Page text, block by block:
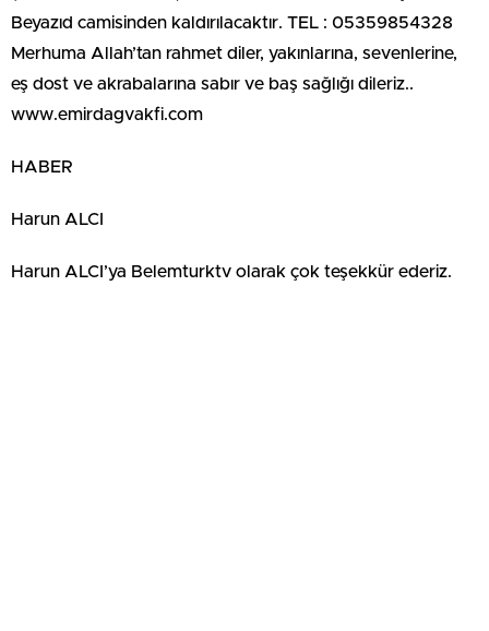
Beyazıd camisinden kaldırılacaktır. TEL : 05359854328
Merhuma Allah’tan rahmet diler, yakınlarına, sevenlerine,
eş dost ve akrabalarına sabır ve baş sağlığı dileriz..
www.emirdagvakfi.com
HABER
Harun ALCI
Harun ALCI’ya Belemturktv olarak çok teşekkür ederiz.